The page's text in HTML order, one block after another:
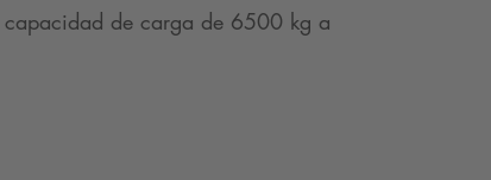
capacidad de carga de 6500 kg a